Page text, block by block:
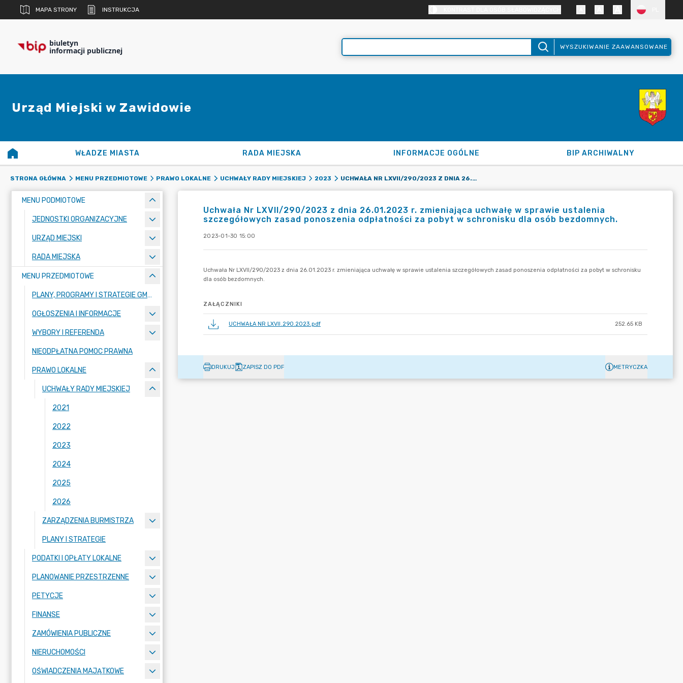
MAPA STRONY INSTRUKCJA
biuletyn
informacji publicznej WYSZUKIWANIE ZAAWANSOWANE
Urząd Miejski w Zawidowie
WŁADZE MIASTA RADA MIEJSKA INFORMACJE OGÓLNE BIP ARCHIWALNY
STRONA GŁÓWNA MENU PRZEDMIOTOWE PRAWO LOKALNE UCHWAŁY RADY MIEJSKIEJ 2023 UCHWAŁA NR LXVII/290/2023 Z DNIA 26.01.2023 R. ZMIENIAJĄCA UCHWAŁĘ W SPRAWIE USTALENIA SZCZEGÓŁOWYCH ZASAD PONOSZENIA ODPŁATNOŚCI ZA POBYT W SCHRONISKU DLA OSÓB BEZDOMNYCH.
MENU PODMIOTOWE
JEDNOSTKI ORGANIZACYJNE
URZĄD MIEJSKI
RADA MIEJSKA
MENU PRZEDMIOTOWE
PLANY, PROGRAMY I STRATEGIE GMINY
OGŁOSZENIA I INFORMACJE
WYBORY I REFERENDA
NIEODPŁATNA POMOC PRAWNA
PRAWO LOKALNE
UCHWAŁY RADY MIEJSKIEJ
2021
2022
2023
2024
2025
2026
ZARZĄDZENIA BURMISTRZA
PLANY I STRATEGIE
PODATKI I OPŁATY LOKALNE
PLANOWANIE PRZESTRZENNE
PETYCJE
FINANSE
ZAMÓWIENIA PUBLICZNE
NIERUCHOMOŚCI
OŚWIADCZENIA MAJĄTKOWE
Uchwała Nr LXVII/290/2023 z dnia 26.01.2023 r. zmieniająca uchwałę w sprawie ustalenia
szczegółowych zasad ponoszenia odpłatności za pobyt w schronisku dla osób bezdomnych.
2023-01-30 15:00
ZAŁĄCZNIKI
UCHWAŁA NR LXVII.290.2023.pdf 252.65 KB
DRUKUJ ZAPISZ DO PDF METRYCZKA